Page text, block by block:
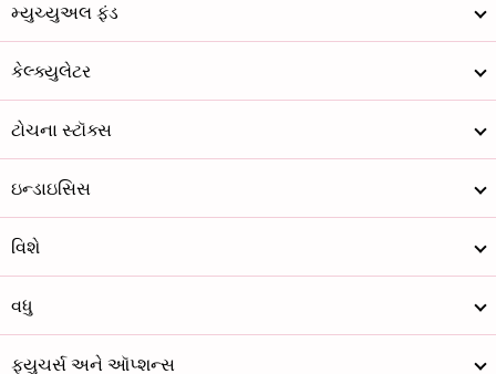
મ્યુચ્યુઅલ ફંડ
કેલ્ક્યુલેટર
ટોચના સ્ટૉક્સ
ઇન્ડાઇસિસ
વિશે
વધુ
ફ્યુચર્સ અને ઑપ્શન્સ